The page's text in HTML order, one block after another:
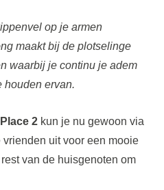
op je armen
maakt bij de plotselinge
waarbij je continu je adem
houden ervan.
2kun je nu gewoon via
uit voor een mooie
van de huisgenoten om